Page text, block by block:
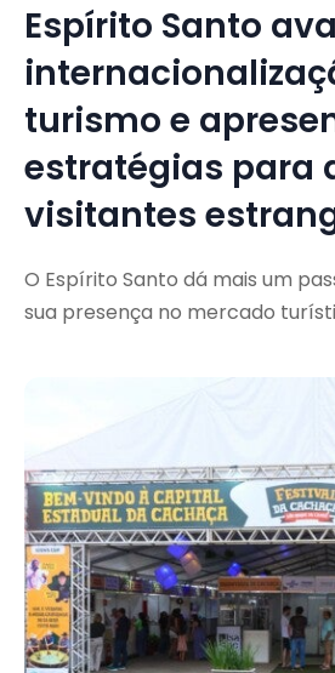
Espírito Santo
turismo e
estratégias para
visitantes
O Espírito Santo dá mais um
sua presença no mercado